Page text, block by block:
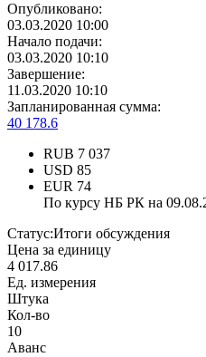
Опубликовано:
03.03.2020 10:00
Начало подачи:
03.03.2020 10:10
Завершение:
11.03.2020 10:10
Запланированная сумма:
40 178.6
RUB 7 037
USD 85
EUR 74
По курсу НБ РК на
Статус:Итоги обсуждения
Цена за единицу
4 017.86
Ед. измерения
Штука
Кол-во
10
Аванс